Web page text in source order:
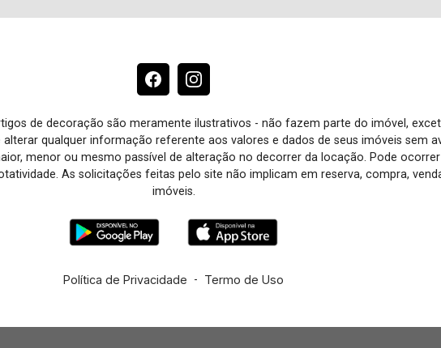
de decoração são meramente ilustrativos - não fazem parte do imóvel,
qualquer informação referente aos valores e dados de seus imóveis sem
menor ou mesmo passível de alteração no decorrer da locação. Pode
As solicitações feitas pelo site não implicam em reserva, compra,
imóveis.
Política de Privacidade - Termo de Uso